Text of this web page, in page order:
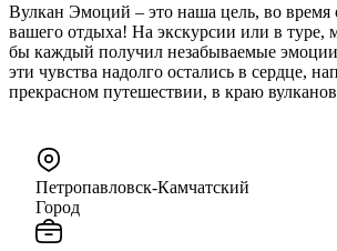
Вулкан Эмоций – это наша цель, во время
вашего отдыха! На экскурсии или в туре,
бы каждый получил незабываемые
эти чувства надолго остались в сердце,
прекрасном путешествии, в краю
Петропавловск-Камчатский
Город